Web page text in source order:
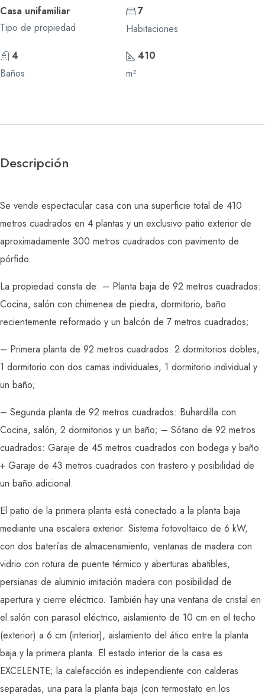
Casa unifamiliar
Tipo de propiedad
7
Habitaciones
4
Baños
410
m²
Descripción
Se vende espectacular casa con una superficie total de 410
metros cuadrados en 4 plantas y un exclusivo patio exterior de
aproximadamente 300 metros cuadrados con pavimento de
pórfido.
La propiedad consta de: – Planta baja de 92 metros cuadrados:
Cocina, salón con chimenea de piedra, dormitorio, baño
recientemente reformado y un balcón de 7 metros cuadrados;
– Primera planta de 92 metros cuadrados: 2 dormitorios dobles,
1 dormitorio con dos camas individuales, 1 dormitorio individual y
un baño;
– Segunda planta de 92 metros cuadrados: Buhardilla con
Cocina, salón, 2 dormitorios y un baño; – Sótano de 92 metros
cuadrados: Garaje de 45 metros cuadrados con bodega y baño
+ Garaje de 43 metros cuadrados con trastero y posibilidad de
un baño adicional.
El patio de la primera planta está conectado a la planta baja
mediante una escalera exterior. Sistema fotovoltaico de 6 kW,
con dos baterías de almacenamiento, ventanas de madera con
vidrio con rotura de puente térmico y aberturas abatibles,
persianas de aluminio imitación madera con posibilidad de
apertura y cierre eléctrico. También hay una ventana de cristal en
el salón con parasol eléctrico, aislamiento de 10 cm en el techo
(exterior) a 6 cm (interior), aislamiento del ático entre la planta
baja y la primera planta. El estado interior de la casa es
EXCELENTE; la calefacción es independiente con calderas
separadas, una para la planta baja (con termostato en los